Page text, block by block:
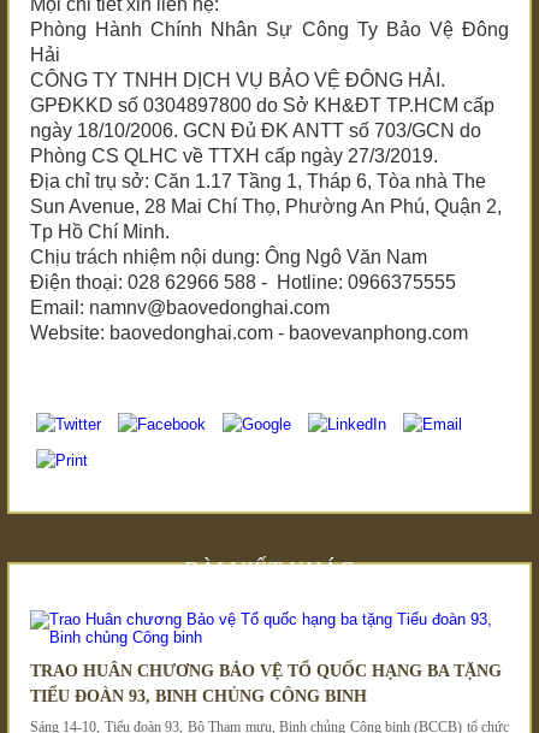
Mọi chi tiết xin liên hệ:
Phòng Hành Chính Nhân Sự Công Ty Bảo Vệ Đông
Hải
CÔNG TY TNHH DỊCH VỤ BẢO VỆ ĐÔNG HẢI.
GPĐKKD số 0304897800 do Sở KH&ĐT TP.HCM cấp
ngày 18/10/2006. GCN Đủ ĐK ANTT số 703/GCN do
Phòng CS QLHC về TTXH cấp ngày 27/3/2019.
Địa chỉ trụ sở: Căn 1.17 Tầng 1, Tháp 6, Tòa nhà The
Sun Avenue, 28 Mai Chí Thọ, Phường An Phú, Quận 2,
Tp Hồ Chí Minh.
Chịu trách nhiệm nội dung: Ông Ngô Văn Nam
Điện thoại: 028 62966 588 - Hotline: 0966375555
Email: namnv@baovedonghai.com
Website: baovedonghai.com - baovevanphong.com
BÀI VIẾT KHÁC
TRAO HUÂN CHƯƠNG BẢO VỆ TỔ QUỐC HẠNG BA TẶNG
TIỂU ĐOÀN 93, BINH CHỦNG CÔNG BINH
Sáng 14-10, Tiểu đoàn 93, Bộ Tham mưu, Binh chủng Công binh (BCCB) tổ chức